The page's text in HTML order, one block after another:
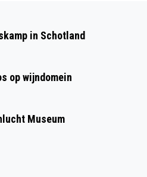
18 MAART
in Schotland
op wijndomein
Museum